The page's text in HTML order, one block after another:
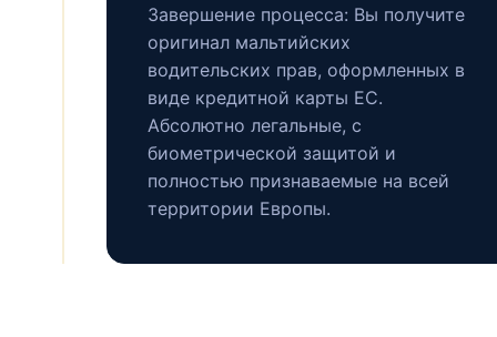
Завершение процесса: Вы получите
оригинал мальтийских
водительских прав, оформленных в
виде кредитной карты ЕС.
Абсолютно легальные, с
биометрической защитой и
полностью признаваемые на всей
территории Европы.